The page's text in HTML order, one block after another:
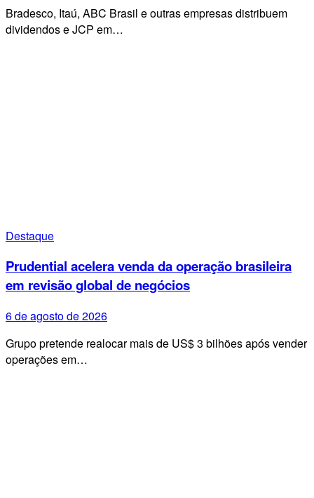
Bradesco, Itaú, ABC Brasil e outras empresas distribuem
dividendos e JCP em…
Destaque
Prudential acelera venda da operação brasileira
em revisão global de negócios
6 de agosto de 2026
Grupo pretende realocar mais de US$ 3 bilhões após vender
operações em…